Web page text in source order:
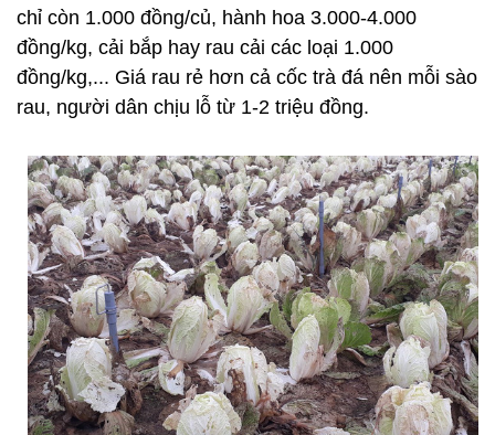
chỉ còn 1.000 đồng/củ, hành hoa 3.000-4.000
đồng/kg, cải bắp hay rau cải các loại 1.000
đồng/kg,... Giá rau rẻ hơn cả cốc trà đá nên mỗi sào
rau, người dân chịu lỗ từ 1-2 triệu đồng.